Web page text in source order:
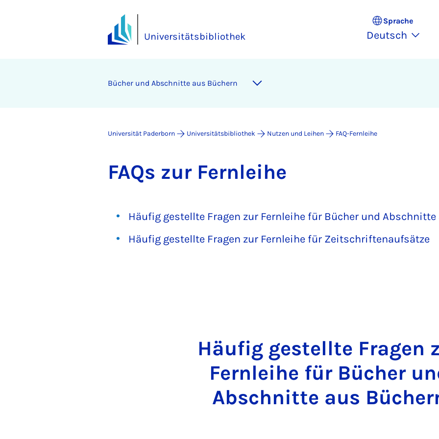
Universitätsbibliothek
Sprache
Deutsch
Bücher und Abschnitte aus Büchern
Universität Paderborn Universitätsbibliothek Nutzen und Leihen FAQ-Fernleihe
FAQs zur Fern­lei­he
Häufig gestellte Fragen zur Fernleihe für Bücher und
Häufig gestellte Fragen zur Fernleihe für Zeitschriftenaufsätze
Häu­fig ge­stell­te Fra­gen
Fern­lei­he für Bü­cher
Ab­schnit­te aus